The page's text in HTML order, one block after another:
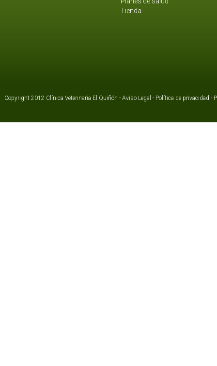
Tienda
Copyright 2012 Clínica Veterinaria El Quiñón - Aviso Legal - Política de privacidad -